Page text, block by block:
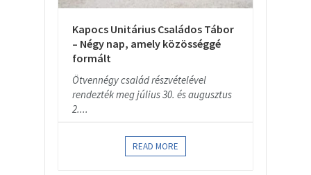
Kapocs Unitárius Családos Tábor
– Négy nap, amely közösséggé
formált
Ötvennégy család részvételével
rendezték meg július 30. és augusztus
2....
READ MORE